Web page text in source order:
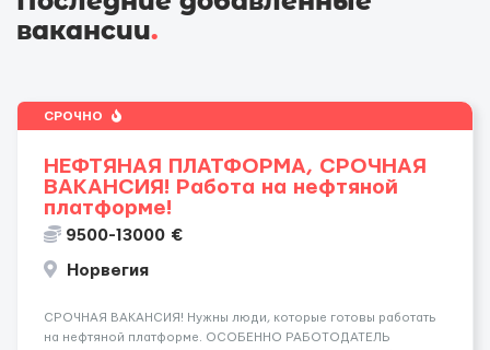
вакансии.
СРОЧНО
НЕФТЯНАЯ ПЛАТФОРМА, СРОЧНАЯ
ВАКАНСИЯ! Работа на нефтяной
платформе!
9500-13000 €
Норвегия
СРОЧНАЯ ВАКАНСИЯ! Нужны люди, которые готовы работать
на нефтяной платформе. ОСОБЕННО РАБОТОДАТЕЛЬ